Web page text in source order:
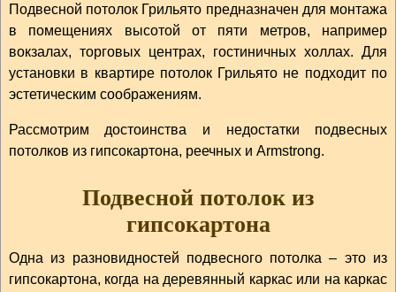
Подвесной потолок Грильято предназначен для монтажа
в помещениях высотой от пяти метров, например
вокзалах, торговых центрах, гостиничных холлах. Для
установки в квартире потолок Грильято не подходит по
эстетическим соображениям.
Рассмотрим достоинства и недостатки подвесных
потолков из гипсокартона, реечных и Armstrong.
Подвесной потолок из
гипсокартона
Одна из разновидностей подвесного потолка – это из
гипсокартона, когда на деревянный каркас или на каркас